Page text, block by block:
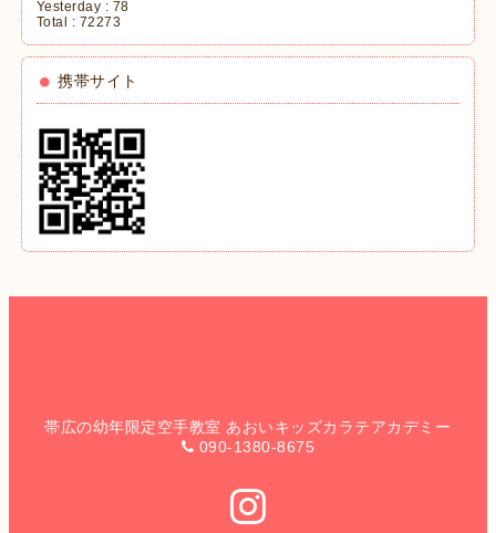
Yesterday : 78
Total : 72273
携帯サイト
帯広の幼年限定空手教室 あおいキッズカラテアカデミー
090-1380-8675